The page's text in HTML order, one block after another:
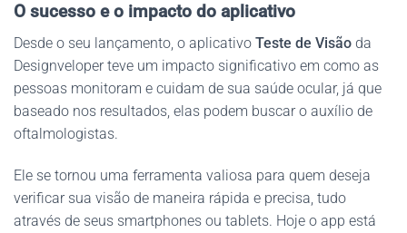
O sucesso e o impacto do aplicativo
Desde o seu lançamento, o aplicativo Teste de Visão da
Designveloper teve um impacto significativo em como as
pessoas monitoram e cuidam de sua saúde ocular, já que
baseado nos resultados, elas podem buscar o auxílio de
oftalmologistas.
Ele se tornou uma ferramenta valiosa para quem deseja
verificar sua visão de maneira rápida e precisa, tudo
através de seus smartphones ou tablets. Hoje o app está